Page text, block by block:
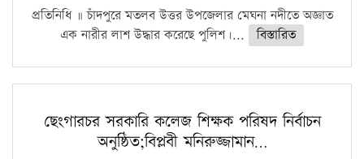
প্রতিনিধি ॥ চাঁদপুরে মতলব উত্তর উপজেলার মেঘনা নদীতে অজ্ঞাত
এক নারীর লাশ উদ্ধার করেছে পুলিশ।...
বিস্তারিত
ছেংগারচর সরকারি কলেজ শিক্ষক পরিষদ নির্বাচন
অনুষ্ঠিত;বিপ্লবী মনিরুজ্জামান…